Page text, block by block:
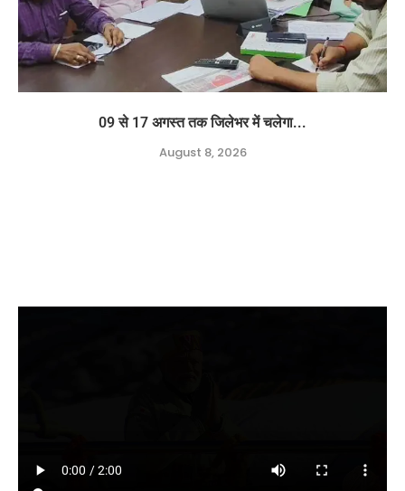
09 से 17 अगस्त तक जिलेभर में चलेगा...
August 8, 2026